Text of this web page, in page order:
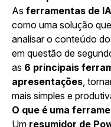
As ferramentas de
como uma solução
analisar o conteúdo
em questão de
as 6 principais
apresentações,
mais simples e
O que é uma
Um resumidor de